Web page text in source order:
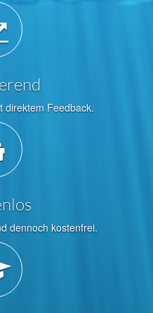
direktem Feedback.
dennoch kostenfrei.